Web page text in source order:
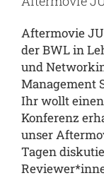
team.JUMS
Aftermovie
der BWL in
und
Management
Ihr wollt
Konferenz
unser
Tagen